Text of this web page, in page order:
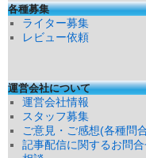
各種募集
ライター募集
レビュー依頼
運営会社について
運営会社情報
スタッフ募集
ご意見・ご感想(各種問
記事配信に関するお問